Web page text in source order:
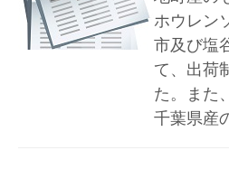
ホウレン
市及び塩
て、出荷
た。また
千葉県産